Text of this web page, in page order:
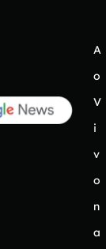
A
o
V
i
v
o
n
a